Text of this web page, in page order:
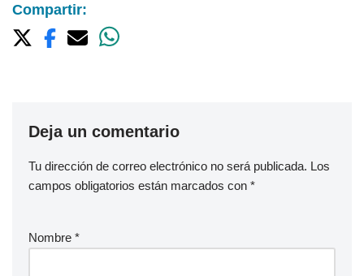
Compartir:
Deja un comentario
Tu dirección de correo electrónico no será publicada. Los
campos obligatorios están marcados con *
Nombre *